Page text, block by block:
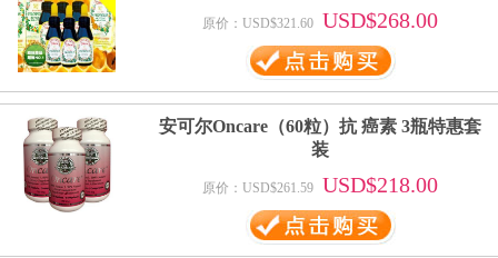
原价：USD$321.60 USD$268.00
安可尔Oncare（60粒）抗 癌素 3瓶特惠套
装
原价：USD$261.59 USD$218.00